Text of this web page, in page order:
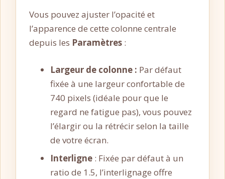
Vous pouvez ajuster l’opacité et
l’apparence de cette colonne centrale
depuis les Paramètres:
Largeur de colonne : Par défaut
fixée à une largeur confortable de
740 pixels (idéale pour que le
regard ne fatigue pas), vous pouvez
l’élargir ou la rétrécir selon la taille
de votre écran.
Interligne : Fixée par défaut à un
ratio de 1.5, l’interlignage offre